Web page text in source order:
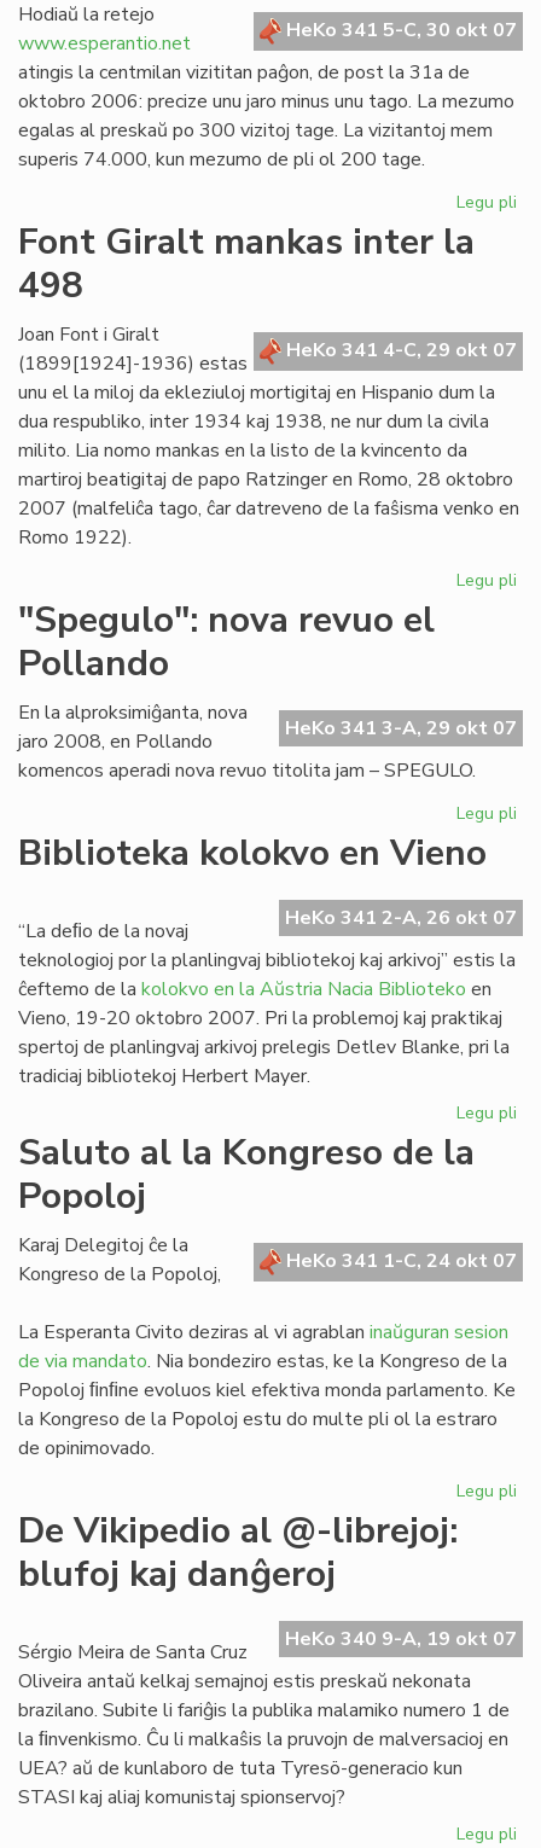
HeKo 341 5-C, 30 okt 07
Hodiaŭ la retejo
www.esperantio.net
atingis la centmilan vizititan paĝon, de post la 31a de
oktobro 2006: precize unu jaro minus unu tago. La mezumo
egalas al preskaŭ po 300 vizitoj tage. La vizitantoj mem
superis 74.000, kun mezumo de pli ol 200 tage.
Legu pli
Font Giralt mankas inter la
498
HeKo 341 4-C, 29 okt 07
Joan Font i Giralt
(1899[1924]-1936) estas
unu el la miloj da ekleziuloj mortigitaj en Hispanio dum la
dua respubliko, inter 1934 kaj 1938, ne nur dum la civila
milito. Lia nomo mankas en la listo de la kvincento da
martiroj beatigitaj de papo Ratzinger en Romo, 28 oktobro
2007 (malfeliĉa tago, ĉar datreveno de la faŝisma venko en
Romo 1922).
Legu pli
la
"Spegulo": nova revuo el
Pollando
HeKo 341 3-A, 29 okt 07
En la alproksimiĝanta, nova
jaro 2008, en Pollando
komencos aperadi nova revuo titolita jam – SPEGULO.
Legu pli
Biblioteka kolokvo en Vieno
HeKo 341 2-A, 26 okt 07
“La deﬁo de la novaj
teknologioj por la planlingvaj bibliotekoj kaj arkivoj” estis la
ĉeftemo de la kolokvo en la Aŭstria Nacia Biblioteko en
Vieno, 19-20 oktobro 2007. Pri la problemoj kaj praktikaj
spertoj de planlingvaj arkivoj prelegis Detlev Blanke, pri la
tradiciaj bibliotekoj Herbert Mayer.
Legu pli
Saluto al la Kongreso de la
Popoloj
HeKo 341 1-C, 24 okt 07
Karaj Delegitoj ĉe la
Kongreso de la Popoloj,
La Esperanta Civito deziras al vi agrablan inaŭguran sesion
de via mandato. Nia bondeziro estas, ke la Kongreso de la
Popoloj ﬁnﬁne evoluos kiel efektiva monda parlamento. Ke
la Kongreso de la Popoloj estu do multe pli ol la estraro
de opinimovado.
Legu pli
de
De Vikipedio al @-librejoj:
blufoj kaj danĝeroj
HeKo 340 9-A, 19 okt 07
Sérgio Meira de Santa Cruz
Oliveira antaŭ kelkaj semajnoj estis preskaŭ nekonata
brazilano. Subite li fariĝis la publika malamiko numero 1 de
la ﬁnvenkismo. Ĉu li malkaŝis la pruvojn de malversacioj en
UEA? aŭ de kunlaboro de tuta Tyresö-generacio kun
STASI kaj aliaj komunistaj spionservoj?
Legu pli